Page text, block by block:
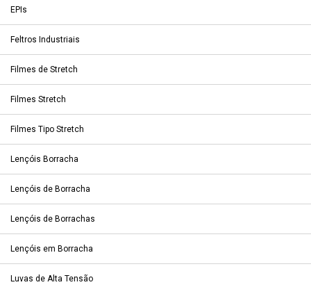
EPIs
Feltros Industriais
Filmes de Stretch
Filmes Stretch
Filmes Tipo Stretch
Lençóis Borracha
Lençóis de Borracha
Lençóis de Borrachas
Lençóis em Borracha
Luvas de Alta Tensão